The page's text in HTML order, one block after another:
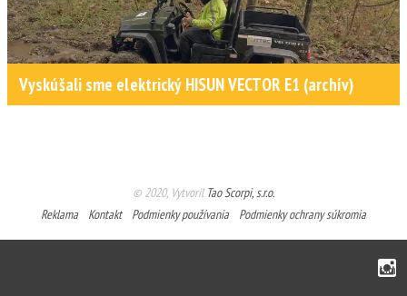
Vyskúšali sme elektrický HISUN VECTOR E1 (archív)
© 2020, Vytvoril Tao Scorpi, s.r.o.
Reklama
Kontakt Podmienky používania Podmienky ochrany súkromia
Instagram